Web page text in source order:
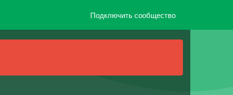
Подключить сообщество